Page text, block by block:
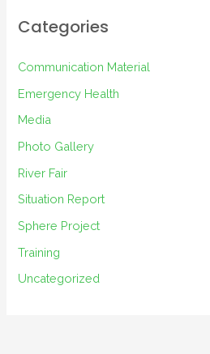
i
e
s
Categories
Communication Material
Emergency Health
Media
Photo Gallery
River Fair
Situation Report
Sphere Project
Training
Uncategorized